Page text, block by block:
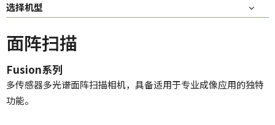
选择机型
面阵扫描
Fusion系列
多传感器多光谱面阵扫描相机，具备适用于专业成像应用的独特
功能。